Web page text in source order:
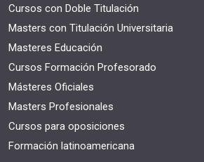
Cursos con Doble Titulación
Masters con Titulación Universitaria
Masteres Educación
Cursos Formación Profesorado
Másteres Oficiales
Masters Profesionales
Cursos para oposiciones
Formación latinoamericana